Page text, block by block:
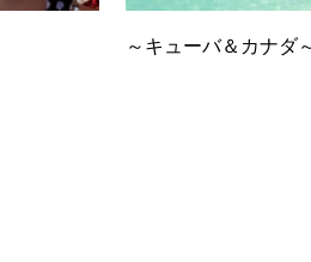
～キューバ＆カナ